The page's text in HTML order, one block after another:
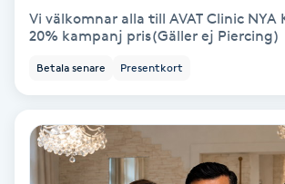
Skägg
Skäggfärgning
Skäggklippning
Vi välkomnar alla till AVAT Clinic NYA
20% kampanj pris(Gäller ej Piercing)
Betala senare Presentkort